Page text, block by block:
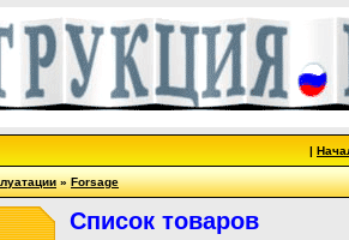
|
»Forsage
Список товаров